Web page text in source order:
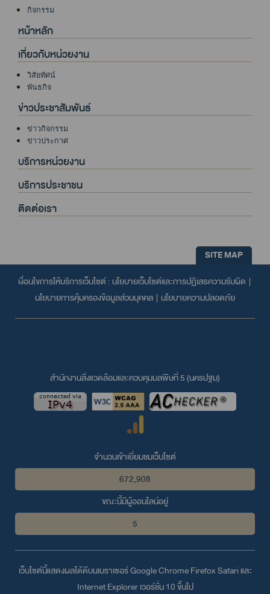
กิจกรรม
หน้าหลัก
เกี่ยวกับหน่วยงาน
วิสัยทัศน์
พันธกิจ
ข่าวประชาสัมพันธ์
ข่าวกิจกรรม
ข่าวประกาศ
บริการหน่วยงาน
บริการประชาชน
ติดต่อเรา
SITE MAP
เงื่อนไขการให้บริการเว็บไซต์ : นโยบายเว็บไซต์และการปฏิเสธความรับผิด |
นโยบายการคุ้มครองข้อมูลส่วนบุคคล | นโยบายความปลอดภัย
สำนักงานสิ่งแวดล้อมและควบคุมมลพิษที่ 5 (นครปฐม)
จำนวนเข้าเยี่ยมชมเว็บไซต์
672,908
ขณะนี้มีผู้ออนไลน์อยู่
5
เว็บไซต์นี้แสดงผลได้ดีบนเบราเซอร์Google ChromeFirefoxSafariและ
Internet Explorerเวอร์ชั่น 10 ขึ้นไป